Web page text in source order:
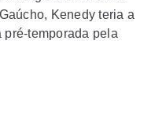
Kenedy teria a
temporada pela